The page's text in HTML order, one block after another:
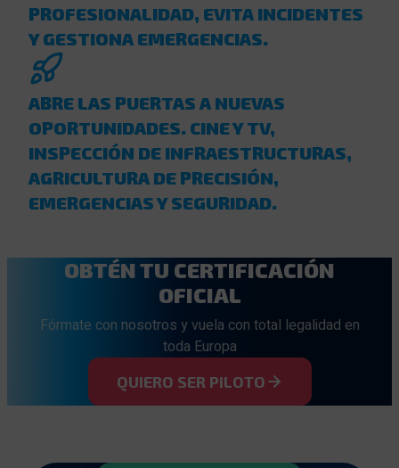
PROFESIONALIDAD, EVITA INCIDENTES
Y GESTIONA EMERGENCIAS.
ABRE LAS PUERTAS A NUEVAS
OPORTUNIDADES. CINE Y TV,
INSPECCIÓN DE INFRAESTRUCTURAS,
AGRICULTURA DE PRECISIÓN,
EMERGENCIAS Y SEGURIDAD.
OBTÉN TU CERTIFICACIÓN
OFICIAL
Fórmate con nosotros y vuela con total legalidad en
toda Europa
QUIERO SER PILOTO